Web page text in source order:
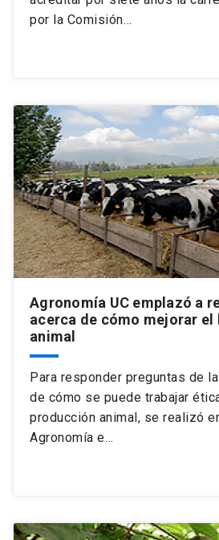
por la Comisión…
Agronomía UC emplazó a
acerca de cómo mejorar el
animal
Para responder preguntas de
de cómo se puede trabajar
producción animal, se realizó
Agronomía e…